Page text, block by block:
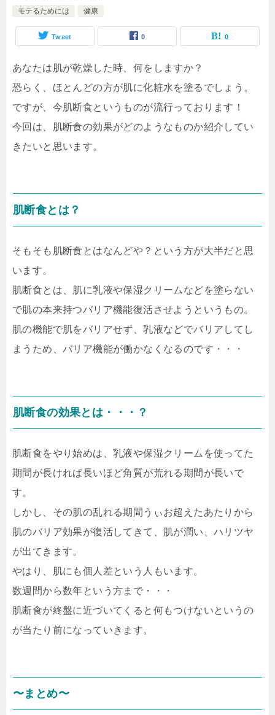
モテるためには
健康
Tweet 0 0
あなたは肌が乾燥した時、何をしますか？
恐らく、ほとんどの方が肌に化粧水を塗るでしょう。
ですが、今肌断食というものが流行っております！
今回は、肌断食の効果がどのようなものか紹介してい
きたいと思います。
肌断食とは？
そもそも肌断食とはなんどや？という方が大半だと思
います。
肌断食とは、肌に乳液や保湿クリームなどを塗らない
で肌の本来持つバリア機能復活させようというもの。
肌の機能で肌をバリアせず、乳液などでバリアしてし
まうため、バリア機能が働かなくなるのです・・・
肌断食の効果とは・・・？
肌断食をやり始めは、乳液や保湿クリームを使ってた
期間が長ければ長いほど角質が荒れる期間が長いで
す。
しかし、その肌の乱れる期間うぃお超えたあたりから
肌のバリア効果が復活してきて、肌が潤い、ハリツヤ
が出てきます。
やはり、肌にも個人差という人もいます。
数週間から数年という方まで・・・
肌断食が終盤に近づいてくると何もつけないというの
が当たり前になっていきます。
〜まとめ〜